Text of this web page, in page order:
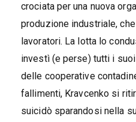
crociata per una nuova
produzione industriale,
lavoratori. La lotta lo
investì (e perse) tutti i
delle cooperative
fallimenti, Kravcenko si
suicidò sparandosi nella